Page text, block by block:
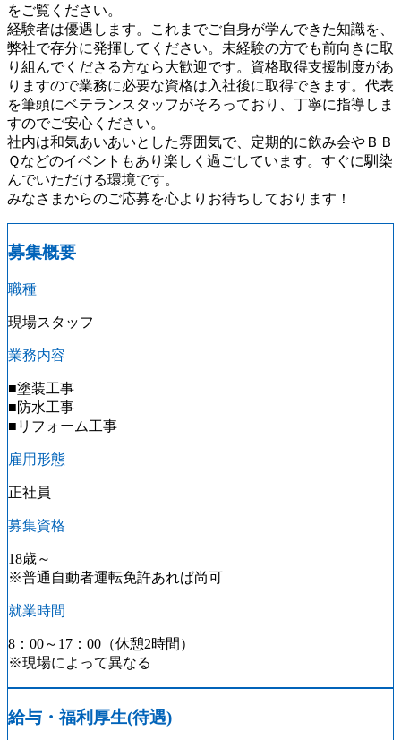
をご覧ください。
経験者は優遇します。これまでご自身が学んできた知識を、
弊社で存分に発揮してください。未経験の方でも前向きに取
り組んでくださる方なら大歓迎です。資格取得支援制度があ
りますので業務に必要な資格は入社後に取得できます。代表
を筆頭にベテランスタッフがそろっており、丁寧に指導しま
すのでご安心ください。
社内は和気あいあいとした雰囲気で、定期的に飲み会やＢＢ
Ｑなどのイベントもあり楽しく過ごしています。すぐに馴染
んでいただける環境です。
みなさまからのご応募を心よりお待ちしております！
募集概要
職種
現場スタッフ
業務内容
■塗装工事
■防水工事
■リフォーム工事
雇用形態
正社員
募集資格
18歳～
※普通自動者運転免許あれば尚可
就業時間
8：00～17：00（休憩2時間）
※現場によって異なる
給与・福利厚生(待遇)